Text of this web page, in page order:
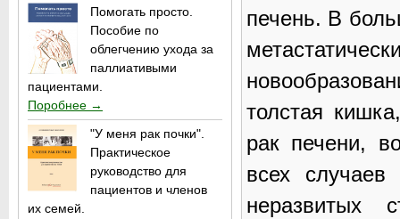
Помогать просто.
Пособие по
облегчению ухода за
паллиативыми
пациентами.
Поробнее →
"У меня рак почки".
Практическое
руководство для
пациентов и членов
их семей.
печень. В
толстая
рак печени,
всех
неразвитых